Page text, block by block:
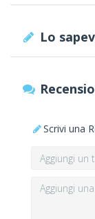
Lo
Scrivi una